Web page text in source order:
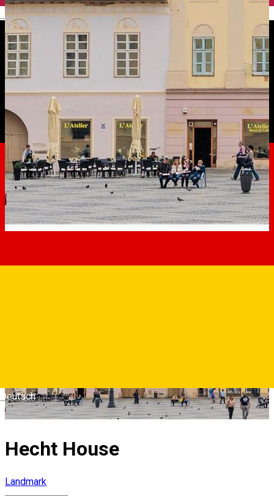
English
Deutsch
Hecht House
Landmark